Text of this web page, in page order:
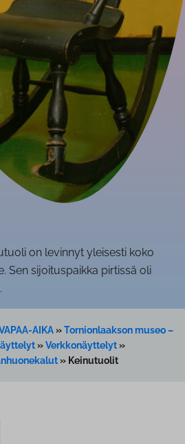
on levinnyt yleisesti koko
Sen sijoituspaikka pirtissä oli
AIKA»Tornionlaakson museo –
»Verkkonäyttelyt»
» Keinutuolit